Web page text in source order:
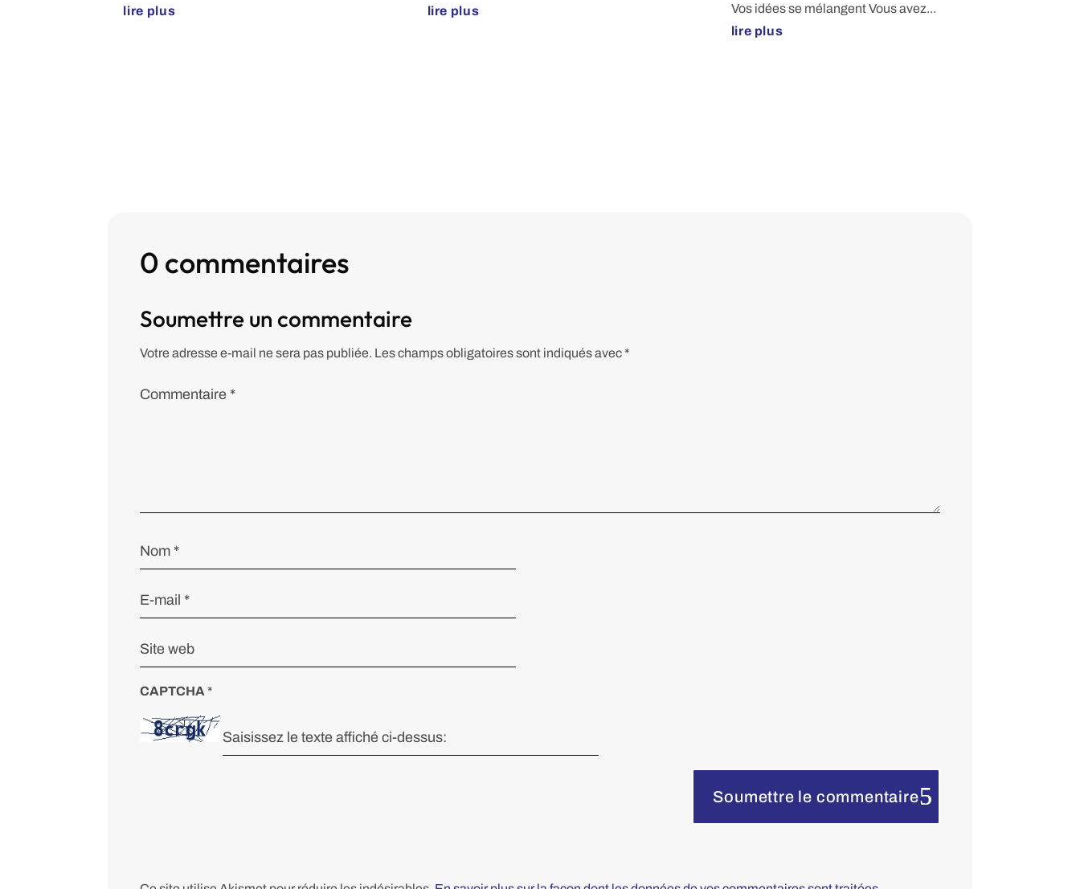
lire plus
lire plus
Vos idées se mélangent Vous avez...
lire plus
0 commentaires
Soumettre un commentaire
Votre adresse e-mail ne sera pas publiée. Les champs obligatoires sont indiqués avec *
CAPTCHA *
Soumettre le commentaire